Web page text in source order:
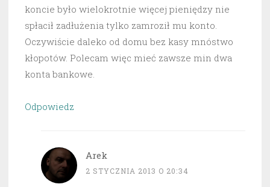
koncie było wielokrotnie więcej pieniędzy nie
spłacił zadłużenia tylko zamroził mu konto.
Oczywiście daleko od domu bez kasy mnóstwo
kłopotów. Polecam więc mieć zawsze min dwa
konta bankowe.
Odpowiedz
Arek
2 STYCZNIA 2013 O 20:34